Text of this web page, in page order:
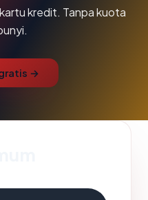
kredit. Tanpa kuota
→